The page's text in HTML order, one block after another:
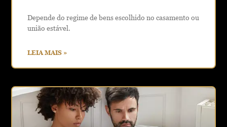
Depende do regime de bens escolhido no casamento ou
união estável.
LEIA MAIS »